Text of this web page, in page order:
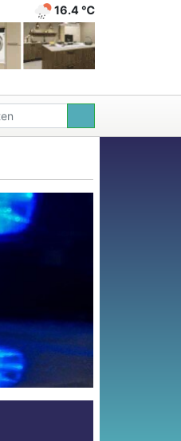
16.4 ℃